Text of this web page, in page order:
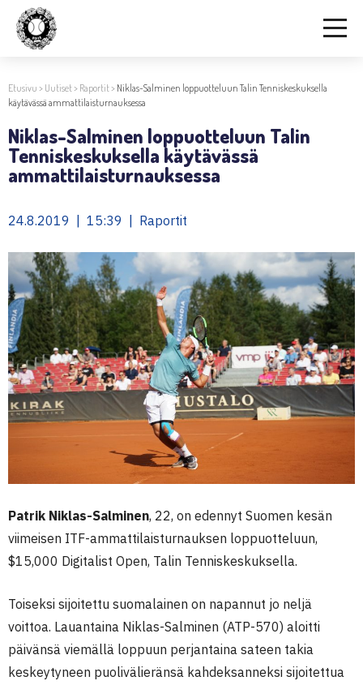
Etusivu > Uutiset> Raportit> Niklas-Salminen loppuotteluun Talin Tenniskeskuksella
käytävässä ammattilaisturnauksessa
Niklas-Salminen loppuotteluun Talin
Tenniskeskuksella käytävässä
ammattilaisturnauksessa
24.8.2019 | 15:39 | Raportit
Patrik Niklas-Salminen, 22, on edennyt Suomen kesän
viimeisen ITF-ammattilaisturnauksen loppuotteluun,
$15,000 Digitalist Open, Talin Tenniskeskuksella.
Toiseksi sijoitettu suomalainen on napannut jo neljä
voittoa. Lauantaina Niklas-Salminen (ATP-570) aloitti
päivänsä viemällä loppuun perjantaina sateen takia
keskeytyneen puolivälieränsä kahdeksanneksi sijoitettua